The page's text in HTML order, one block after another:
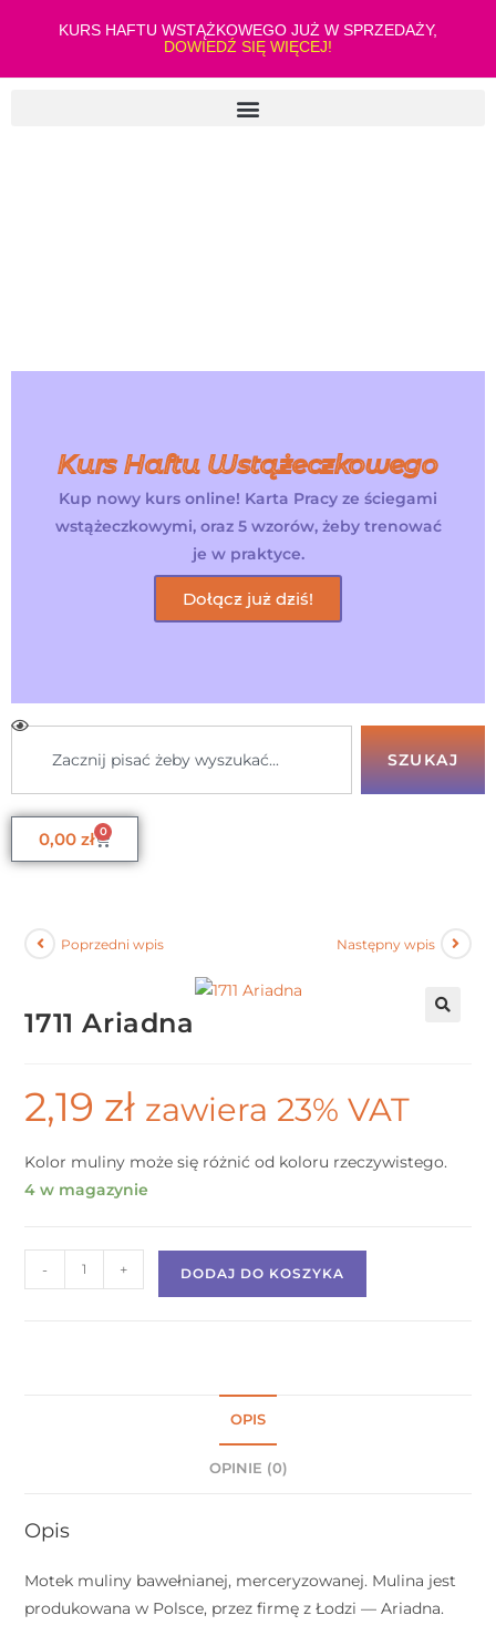
KURS HAFTU WSTĄŻKOWEGO JUŻ W SPRZEDAŻY,
DOWIEDŹ SIĘ WIĘCEJ!
Kurs Haftu Wstążeczkowego
Kup nowy kurs online! Karta Pracy ze ściegami
wstążeczkowymi, oraz 5 wzorów, żeby trenować
je w praktyce.
Dołącz już dziś!
SZUKAJ
0,00 zł 0
Poprzedni wpis Następny wpis
1711 Ariadna
2,19 zł zawiera 23% VAT
Kolor muliny może się różnić od koloru rzeczywistego.
4 w magazynie
- + DODAJ DO KOSZYKA
OPIS
OPINIE (0)
Opis
Motek muliny bawełnianej, merceryzowanej. Mulina jest
produkowana w Polsce, przez firmę z Łodzi — Ariadna.